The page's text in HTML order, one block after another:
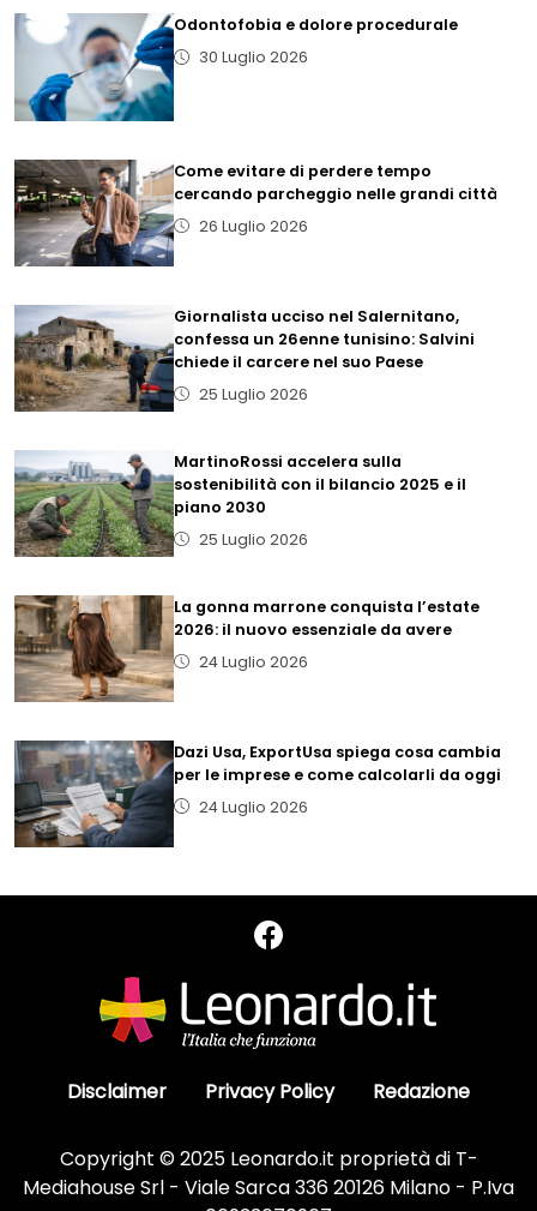
Odontofobia e dolore procedurale
30 Luglio 2026
Come evitare di perdere tempo
cercando parcheggio nelle grandi città
26 Luglio 2026
Giornalista ucciso nel Salernitano,
confessa un 26enne tunisino: Salvini
chiede il carcere nel suo Paese
25 Luglio 2026
MartinoRossi accelera sulla
sostenibilità con il bilancio 2025 e il
piano 2030
25 Luglio 2026
La gonna marrone conquista l’estate
2026: il nuovo essenziale da avere
24 Luglio 2026
Dazi Usa, ExportUsa spiega cosa cambia
per le imprese e come calcolarli da oggi
24 Luglio 2026
Disclaimer Privacy Policy Redazione
Copyright © 2025 Leonardo.it proprietà di T-
Mediahouse Srl - Viale Sarca 336 20126 Milano - P.Iva